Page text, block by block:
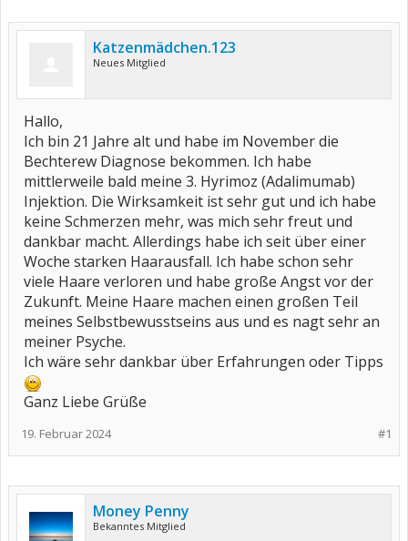
Katzenmädchen.123
Neues Mitglied
Hallo,
Ich bin 21 Jahre alt und habe im November die
Bechterew Diagnose bekommen. Ich habe
mittlerweile bald meine 3. Hyrimoz (Adalimumab)
Injektion. Die Wirksamkeit ist sehr gut und ich habe
keine Schmerzen mehr, was mich sehr freut und
dankbar macht. Allerdings habe ich seit über einer
Woche starken Haarausfall. Ich habe schon sehr
viele Haare verloren und habe große Angst vor der
Zukunft. Meine Haare machen einen großen Teil
meines Selbstbewusstseins aus und es nagt sehr an
meiner Psyche.
Ich wäre sehr dankbar über Erfahrungen oder Tipps
Ganz Liebe Grüße
#1
19. Februar 2024
Money Penny
Bekanntes Mitglied